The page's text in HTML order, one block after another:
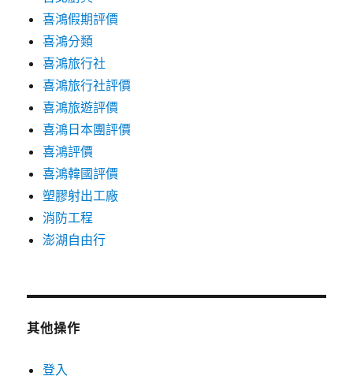
喜鴻假期評價
喜鴻分類
喜鴻旅行社
喜鴻旅行社評價
喜鴻旅遊評價
喜鴻日本團評價
喜鴻評價
喜鴻韓國評價
塑膠射出工廠
消防工程
澎湖自由行
其他操作
登入